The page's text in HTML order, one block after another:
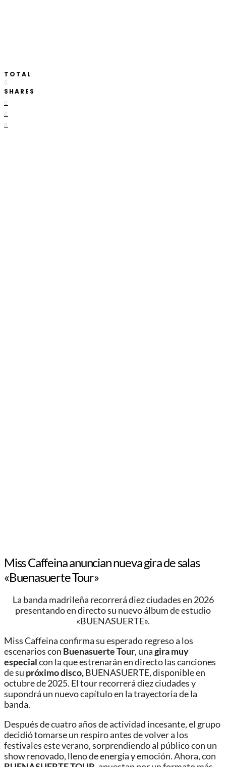
TOTAL
0
SHARES
0
0
0
Miss Caffeina anuncian nueva gira de salas
«Buenasuerte Tour»
La banda madrileña recorrerá diez ciudades en 2026
presentando en directo su nuevo álbum de estudio
«BUENASUERTE».
Miss Caffeina confirma su esperado regreso a los
escenarios con Buenasuerte Tour, unagira muy
especialcon la que estrenarán en directo las canciones
de su próximo disco,BUENASUERTE, disponible en
octubre de 2025. El tour recorrerá diez ciudades y
supondrá un nuevo capítulo en la trayectoria de la
banda.
Después de cuatro años de actividad incesante, el grupo
decidió tomarse un respiro antes de volver a los
festivales este verano, sorprendiendo al público con un
show renovado, lleno de energía y emoción. Ahora, con